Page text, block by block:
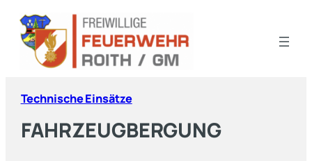
Technische Einsätze
FAHRZEUGBERGUNG